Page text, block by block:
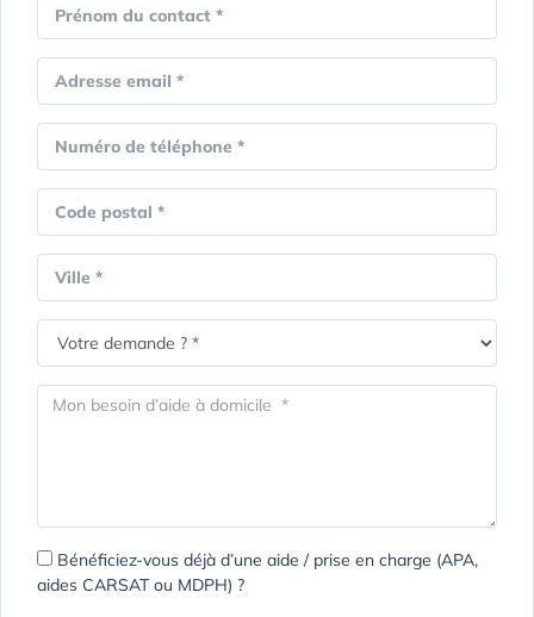
Prénom du contact *
Adresse email *
Numéro de téléphone *
Code postal *
Ville *
Bénéficiez-vous déjà d’une aide / prise en charge (APA,
aides CARSAT ou MDPH) ?